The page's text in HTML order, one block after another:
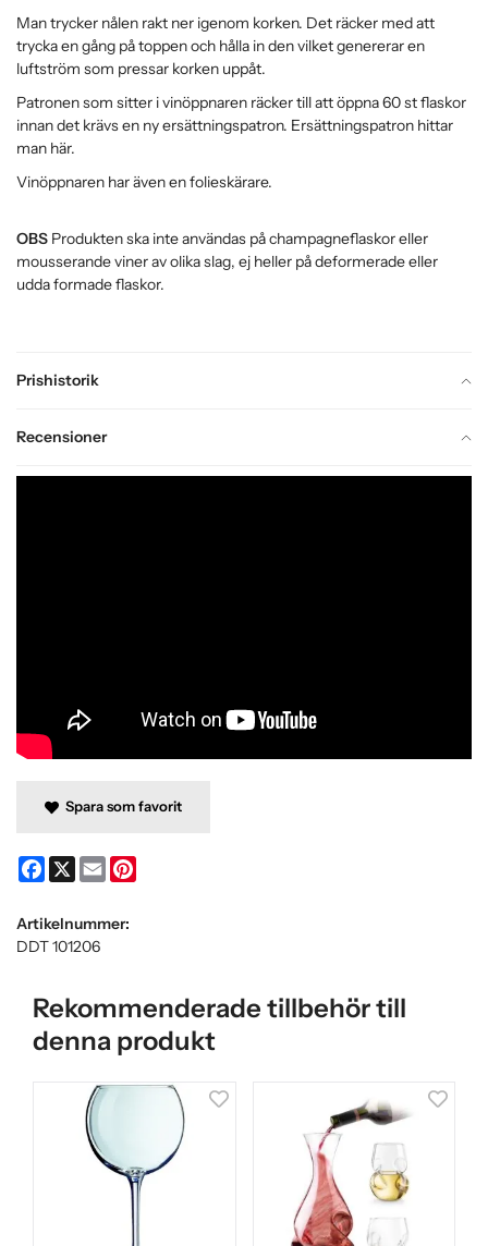
Prishistorik
Recensioner
Man trycker nålen rakt ner igenom korken. Det räcker med att
trycka en gång på toppen och hålla in den vilket genererar en
luftström som pressar korken uppåt.
Patronen som sitter i vinöppnaren räcker till att öppna 60 st flaskor
innan det krävs en ny ersättningspatron. Ersättningspatron hittar
man här.
Vinöppnaren har även en folieskärare.
OBS Produkten ska inte användas på champagneflaskor eller
mousserande viner av olika slag, ej heller på deformerade eller
udda formade flaskor.
Spara som favorit
Facebook
X Email
Artikelnummer:
DDT 101206
Rekommenderade tillbehör till
denna produkt